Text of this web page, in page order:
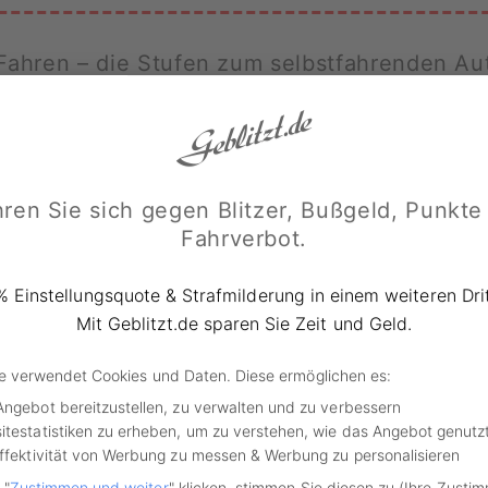
– die Stufen zum selbstfahrenden
viele Autos Fahrassistenzsysteme, die bei der
ist beispielsweise ein solches System.
sich in Autonomiestufen festlegen. Folgende
Der Fahrer fährt selbst (kontrolliert alles).
Assistenzsysteme helfen bei der Bedienung des Fahrzeugs
Geschwindigkeitsregelanlage).
Das Verkehrsmittel ist teilautomatisiert (automatisches
Sie sich gegen Blitzer, Bußgeld, Punkte
Fahrverbot.
Einstellungsquote & Strafmilderung in einem weiteren
Mit Geblitzt.de sparen Sie Zeit und Geld.
verwendet Cookies und Daten. Diese ermöglichen es:
bereitzustellen, zu verwalten und zu verbessern
zu erheben, um zu verstehen, wie das Angebot
von Werbung zu messen & Werbung zu personalisieren